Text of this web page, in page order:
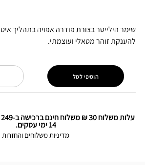
שימר הילייטר בצורת פודרה אפויה בתהליך
להענקת זוהר מטאלי ועוצמתי.
הוסיפי לסל
14 ימי עסקים.
מדיניות משלוחים והחזרות